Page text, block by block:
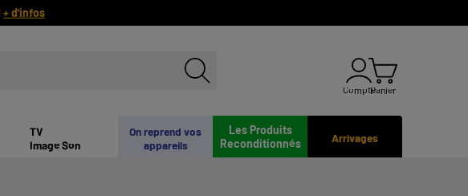
+ d'infos
ComptePanier
Arrivages
Les Produits
Reconditionnés
On reprend vos
appareils
TV
Image Son